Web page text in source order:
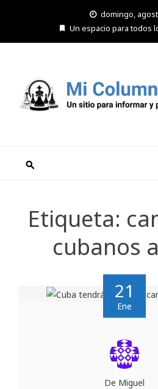
domingo,
Un espacio para todos
Etiqueta:
cubanos
21
Ene
De Miguel